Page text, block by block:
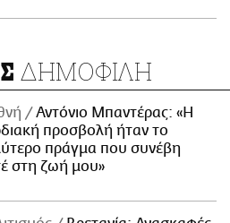
ΔΗΜΟΦΙΛΗ
Αντόνιο Μπαντέρας: «Η
προσβολή ήταν το
πράγμα που συνέβη
στη ζωή μου»